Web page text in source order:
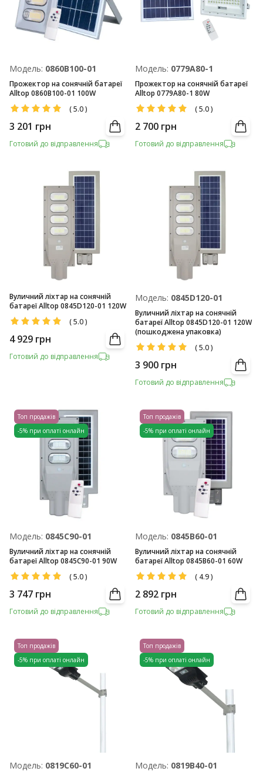
Модель: 0860B100-01
Прожектор на сонячній батареї
Alltop 0860B100-01 100W
(5.0)
3 201 грн
Готовий до відправлення
Модель: 0779A80-1
Прожектор на сонячній батареї
Alltop 0779A80-1 80W
(5.0)
2 700 грн
Готовий до відправлення
Вуличний ліхтар на сонячній
батареї Alltop 0845D120-01 120W
(5.0)
4 929 грн
Готовий до відправлення
Модель: 0845D120-01
Вуличний ліхтар на сонячній
батареї Alltop 0845D120-01 120W
(пошкоджена упаковка)
(5.0)
3 900 грн
Готовий до відправлення
Топ продажів
-5% при оплаті онлайн
Модель: 0845C90-01
Вуличний ліхтар на сонячній
батареї Alltop 0845C90-01 90W
(5.0)
3 747 грн
Готовий до відправлення
Топ продажів
-5% при оплаті онлайн
Модель: 0845B60-01
Вуличний ліхтар на сонячній
батареї Alltop 0845B60-01 60W
( 4.9)
2 892 грн
Готовий до відправлення
Топ продажів
-5% при оплаті онлайн
Модель: 0819С60-01
Топ продажів
-5% при оплаті онлайн
Модель: 0819В40-01